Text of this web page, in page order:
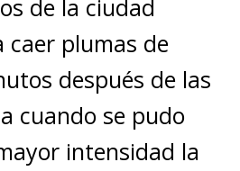
k
de la ciudad
caer plumas de
después de las
cuando se pudo
intensidad la